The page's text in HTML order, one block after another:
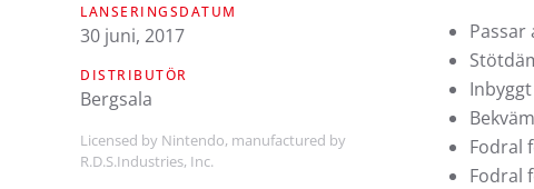
LANSERINGSDATUM
30 juni, 2017
DISTRIBUTÖR
Bergsala
Licensed by Nintendo, manufactured by
R.D.S.Industries, Inc.
Fodral
Fodral